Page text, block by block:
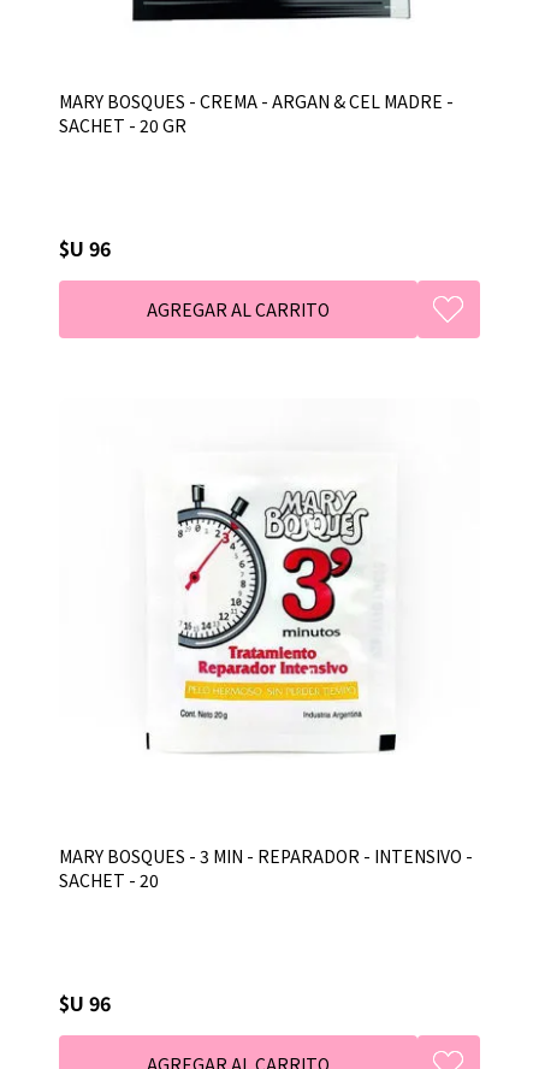
MARY BOSQUES - CREMA - ARGAN & CEL MADRE -
SACHET - 20 GR
$U 96
MARY BOSQUES - 3 MIN - REPARADOR - INTENSIVO -
SACHET - 20
$U 96